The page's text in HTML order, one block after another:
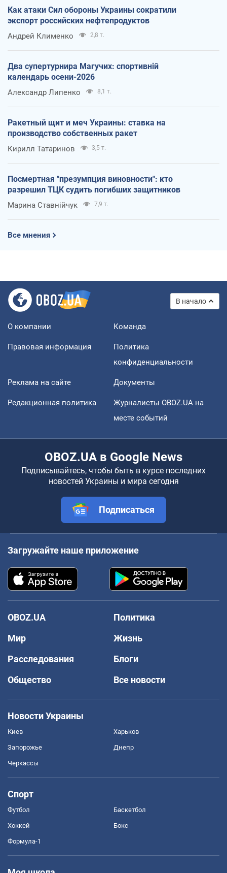
Как атаки Сил обороны Украины сократили
экспорт российских нефтепродуктов
Андрей Клименко 2,8 т.
Два супертурнира Магучих: спортивній
календарь осени-2026
Александр Липенко 8,1 т.
Ракетный щит и меч Украины: ставка на
производство собственных ракет
Кирилл Татаринов 3,5 т.
Посмертная "презумпция виновности": кто
разрешил ТЦК судить погибших защитников
Марина Ставнійчук 7,9 т.
Все мнения
В начало
О компании Команда
Правовая информация
Политика
конфиденциальности
Реклама на сайте Документы
Редакционная политика
Журналисты OBOZ.UA на
месте событий
OBOZ.UA в Google News
Подписывайтесь, чтобы быть в курсе последних
новостей Украины и мира сегодня
Подписаться
Загружайте наше приложение
OBOZ.UA
Политика
Мир
Жизнь
Расследования
Блоги
Общество
Все новости
Новости Украины
Киев Харьков
Запорожье Днепр
Черкассы
Спорт
Футбол Баскетбол
Хоккей Бокс
Формула-1